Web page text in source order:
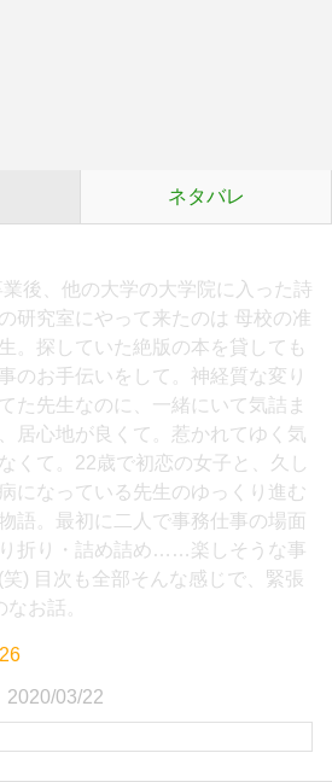
ネタバレ
業後、他の大学の大学院に入った詩
研究室にやって来たのは 母校の准
。探していた絶版の本を貸しても
のお手伝いをして。神経質な変り
た先生なのに、一緒にいて気詰ま
居心地が良くて。惹かれてゆく気
くて。22歳で初恋の女子と、久し
になっている先生のゆっくり進む
語。最初に二人で事務仕事の場面
折り・詰め詰め……楽しそうな事
) 目次も全部そんな感じで、緊張
お話。
2020/03/22